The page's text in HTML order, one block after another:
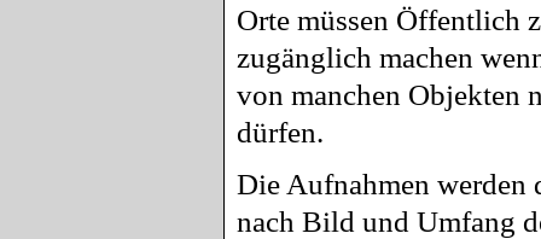
Orte müssen Öffentlich
zugänglich machen
von manchen Objekten
dürfen.
Die Aufnahmen werden
nach Bild und Umfang